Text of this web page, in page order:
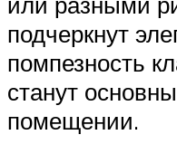
подчеркнут
помпезность
станут
помещении.